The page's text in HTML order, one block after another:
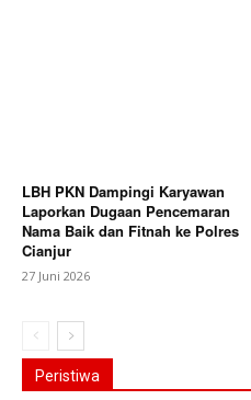
LBH PKN Dampingi Karyawan
Laporkan Dugaan Pencemaran
Nama Baik dan Fitnah ke Polres
Cianjur
27 Juni 2026
Peristiwa